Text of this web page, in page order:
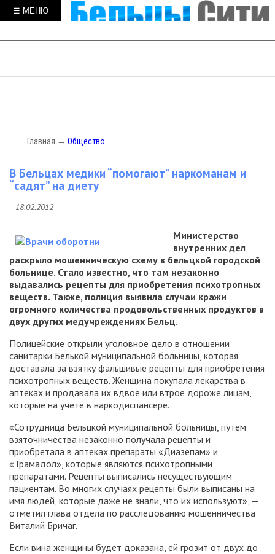
☰ МЕНЮ
Главная → Общество
В Бельцах медики “помогают” наркоманам и
“садят” на диету
18.02.2012
Министерство
внутренних дел
раскрыло мошенническую схему в бельцкой городской
больнице. Стало известно, что там незаконно
выдавались рецепты для приобретения психотропных
веществ. Также, полиция выявила случаи кражи
огромного количества продовольственных продуктов в
двух других медучреждениях Бельц.
Полицейские открыли уголовное дело в отношении
санитарки Белькой муниципальной больницы, которая
доставала за взятку фальшивые рецепты для приобретения
психотропных веществ. Женщина покупала лекарства в
аптеках и продавала их вдвое или втрое дороже лицам,
которые на учете в наркодиспансере.
«Сотрудница Бельцкой муниципальной больницы, путем
взяточничества незаконно получала рецепты и
приобретала в аптеках препараты «Диазепам» и
«Трамадол», которые являются психотропными
препаратами. Рецепты выписались несуществующим
пациентам. Во многих случаях рецепты были выписаны на
имя людей, которые даже не знали, что их используют», —
отметил глава отдела по расследованию мошенничества
Виталий Бричаг.
Если вина женщины будет доказана, ей грозит от двух до